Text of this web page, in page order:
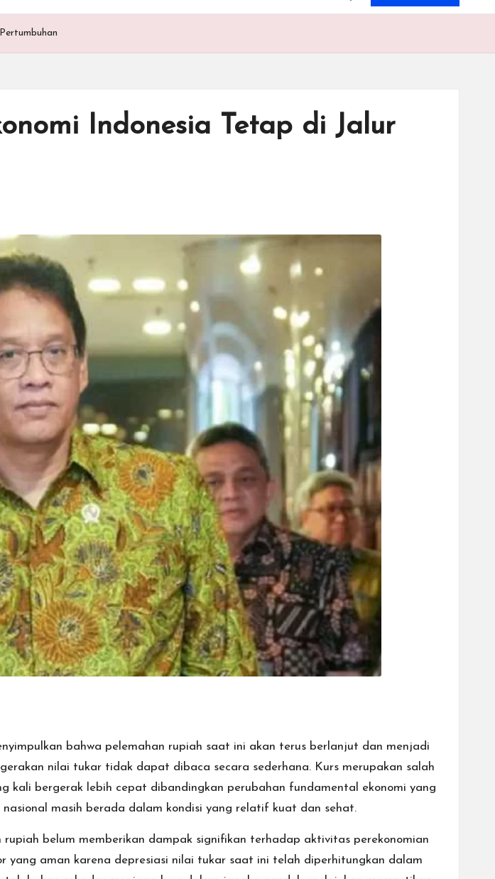
Indonesia Tetap di Jalur
bahwa pelemahan rupiah saat ini akan terus berlanjut dan menjadi
nilai tukar tidak dapat dibaca secara sederhana. Kurs merupakan salah
kali bergerak lebih cepat dibandingkan perubahan fundamental ekonomi yang
masih berada dalam kondisi yang relatif kuat dan sehat.
belum memberikan dampak signifikan terhadap aktivitas perekonomian
aman karena depresiasi nilai tukar saat ini telah diperhitungkan dalam